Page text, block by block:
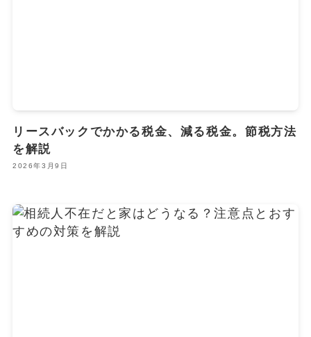
リースバックでかかる税金、減る税金。節税方法
を解説
2026年3月9日